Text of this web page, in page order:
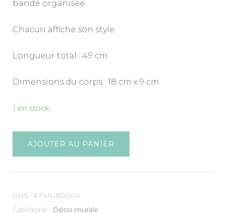
bande organisée.
Chacun affiche son style.
Longueur total : 49 cm
Dimensions du corps : 18 cm x 9 cm
1 en stock
AJOUTER AU PANIER
UGS : EFMUR2004
Catégorie : Déco murale